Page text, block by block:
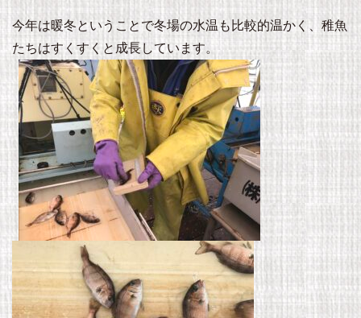
今年は暖冬ということで冬場の水温も比較的温かく、稚魚
たちはすくすくと成長しています。